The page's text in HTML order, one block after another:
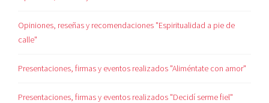
Opiniones, reseñas y recomendaciones "Espiritualidad a pie de
calle"
Presentaciones, firmas y eventos realizados "Aliméntate con amor"
Presentaciones, firmas y eventos realizados "Decidí serme fiel"